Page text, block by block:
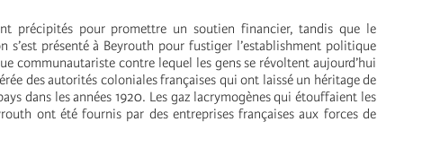
précipités pour promettre un soutien financier, tandis que le
s’est présenté à Beyrouth pour fustiger l’establishment politique
communautariste contre lequel les gens se révoltent aujourd’hui
des autorités coloniales françaises qui ont laissé un héritage de
dans les années 1920. Les gaz lacrymogènes qui étouffaient les
ont été fournis par des entreprises françaises aux forces de